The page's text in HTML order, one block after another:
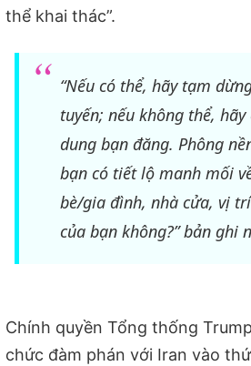
thể khai thác”.
“Nếu có thể, hãy tạm
tuyến; nếu không thể,
dung bạn đăng. Phông
bạn có tiết lộ manh mối
bè/gia đình, nhà cửa, vị
của bạn không?” bản ghi
Chính quyền Tổng thống
chức đàm phán với Iran vào